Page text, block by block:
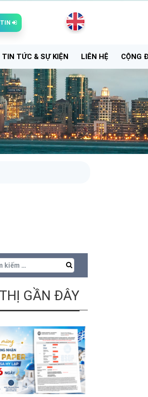
TIN
TIN TỨC & SỰ KIỆN LIÊN HỆ CỘNG
GẦN ĐÂY